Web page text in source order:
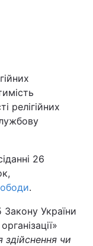
релігійних
26
.
Закону України
здійснення чи